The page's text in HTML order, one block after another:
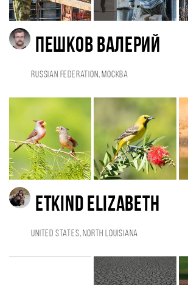
Пешков Валерий
Russian Federation, Москва
Etkind Elizabeth
United States, North Louisiana